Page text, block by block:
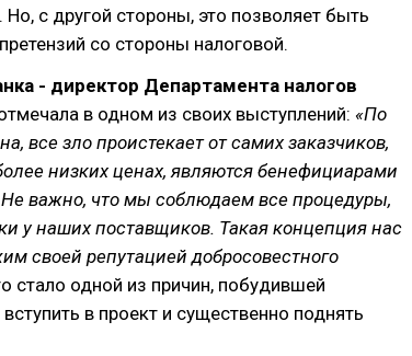
с другой стороны, это позволяет быть
со стороны налоговой.
- директор Департамента налогов
в одном из своих выступлений: «По
все зло проистекает от самих заказчиков,
низких ценах, являются бенефициарами
Не важно, что мы соблюдаем все процедуры,
у наших поставщиков. Такая концепция нас
своей репутацией добросовестного
стало одной из причин, побудившей
в проект и существенно поднять